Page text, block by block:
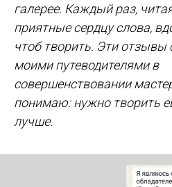
галерее. Каждый раз,
приятные сердцу слова,
чтоб творить. Эти отзывы
моими путеводителями в
совершенствовании
понимаю: нужно творить
лучше.